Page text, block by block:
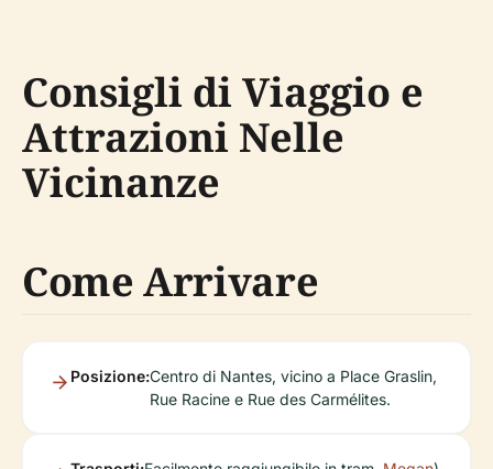
Consigli di Viaggio e
Attrazioni Nelle
Vicinanze
Come Arrivare
Posizione:Centro di Nantes, vicino a Place Graslin,
Rue Racine e Rue des Carmélites.